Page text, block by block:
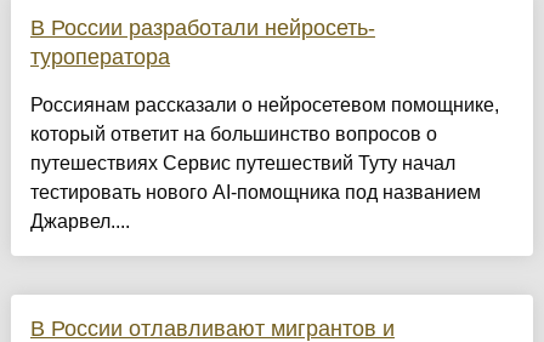
В России разработали нейросеть-
туроператора
Россиянам рассказали о нейросетевом помощнике,
который ответит на большинство вопросов о
путешествиях Сервис путешествий Туту начал
тестировать нового AI-помощника под названием
Джарвел....
В России отлавливают мигрантов и